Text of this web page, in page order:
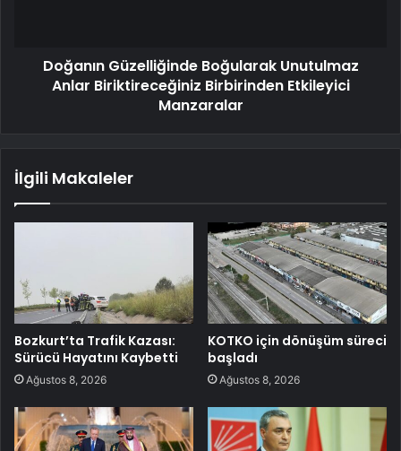
Doğanın Güzelliğinde Boğularak Unutulmaz
Anlar Biriktireceğiniz Birbirinden Etkileyici
Manzaralar
İlgili Makaleler
Bozkurt’ta Trafik Kazası:
Sürücü Hayatını Kaybetti
Ağustos 8, 2026
KOTKO için dönüşüm süreci
başladı
Ağustos 8, 2026